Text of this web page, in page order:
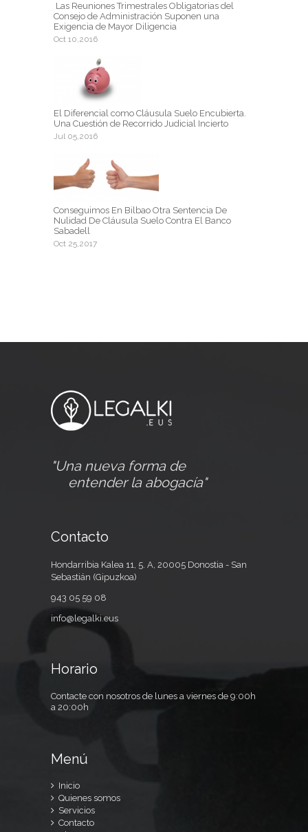
Las Reuniones Trimestrales Obligatorias del
Consejo de Administración Suponen una
Exigencia de Mayor Diligencia
Oct 10,2016
El Diferencial como Cláusula Suelo Encubierta.
Una Cuestión de Recorrido Judicial Incierto
Jul 05,2016
Conseguimos En Bilbao Otra Sentencia De
Nulidad De Cláusula Suelo Contra El Banco
Sabadell
Oct 25,2017
"Una nueva forma de
entender la abogacía"
Contacto
Hondarribia Kalea 11, 5. A, 20005 Donostia - San
Sebastián (Gipuzkoa)
943 05 59 08
info@legalki.eus
Horario
Contacte con nosotros de lunes a viernes de 9:00h
a 20:00h
Menú
Inicio
Quienes somos
Servicios
Contacto